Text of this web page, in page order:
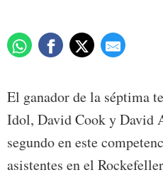
El ganador de la séptima
Idol, David Cook y David
segundo en este
asistentes en el